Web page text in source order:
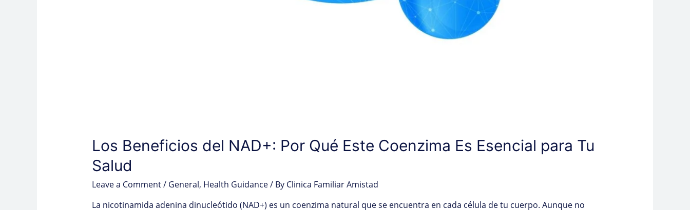
Los Beneficios del NAD+: Por Qué Este Coenzima Es Esencial para Tu
Salud
Leave a Comment/ General, Health Guidance/ By Clinica Familiar Amistad
La nicotinamida adenina dinucleótido (NAD+) es un coenzima natural que se encuentra en cada célula de tu cuerpo. Aunque no